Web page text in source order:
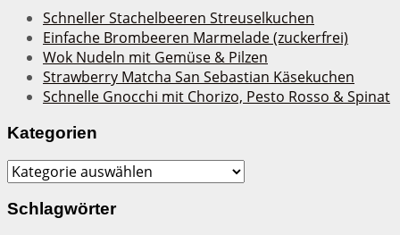
Schneller Stachelbeeren Streuselkuchen
Einfache Brombeeren Marmelade (zuckerfrei)
Wok Nudeln mit Gemüse & Pilzen
Strawberry Matcha San Sebastian Käsekuchen
Schnelle Gnocchi mit Chorizo, Pesto Rosso & Spinat
Kategorien
Kategorien
Schlagwörter